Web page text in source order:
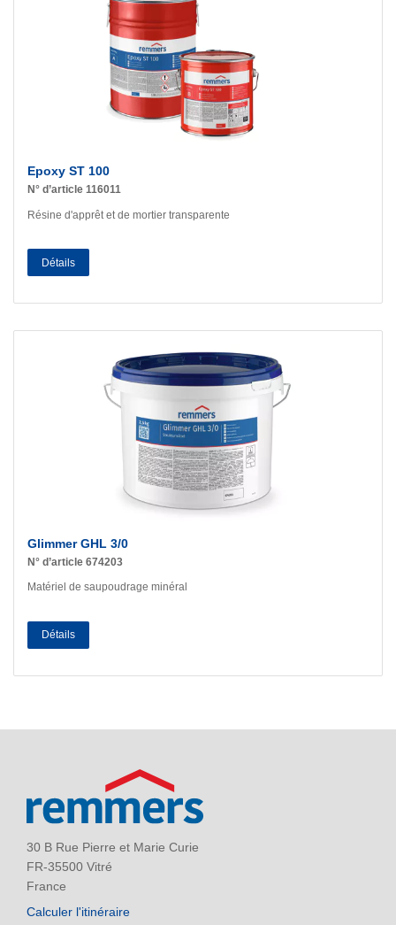
Epoxy ST 100
N° d’article 116011
Résine d'apprêt et de mortier transparente
Détails
Glimmer GHL 3/0
N° d’article 674203
Matériel de saupoudrage minéral
Détails
30 B Rue Pierre et Marie Curie
FR-35500 Vitré
France
Calculer l'itinéraire